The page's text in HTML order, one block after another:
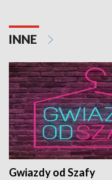
INNE
Gwiazdy od Szafy